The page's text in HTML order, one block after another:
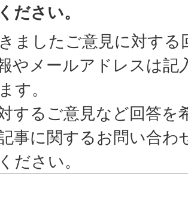
ださい。
ましたご意見に対する
やメールアドレスは記
す。
するご意見など回答を
記事に関するお問い合
ださい。